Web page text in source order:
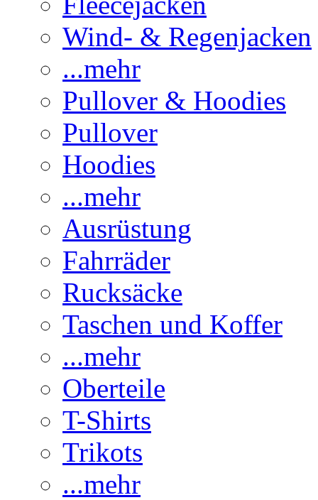
Wind- & Regenjacken
...mehr
Pullover & Hoodies
Pullover
Hoodies
...mehr
Ausrüstung
Fahrräder
Rucksäcke
Taschen und Koffer
...mehr
Oberteile
T-Shirts
Trikots
...mehr